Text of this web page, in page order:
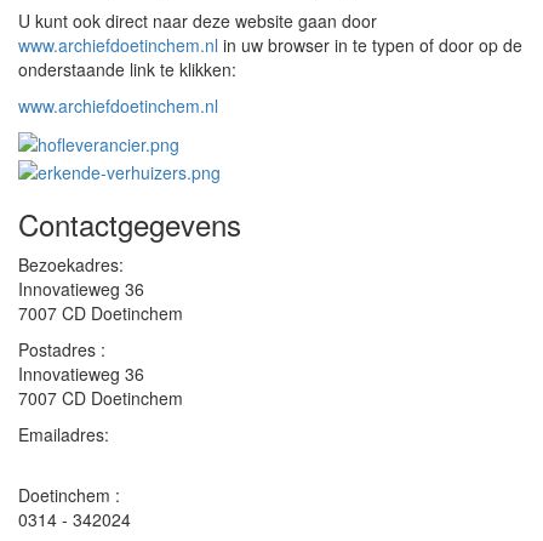
U kunt ook direct naar deze website gaan door
www.archiefdoetinchem.nl in uw browser in te typen of door op de
onderstaande link te klikken:
www.archiefdoetinchem.nl
Contactgegevens
Bezoekadres:
Innovatieweg 36
7007 CD Doetinchem
Postadres :
Innovatieweg 36
7007 CD Doetinchem
Emailadres:
Doetinchem :
0314 - 342024